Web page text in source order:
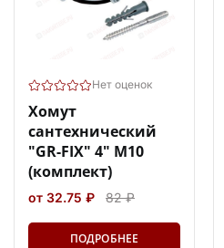
Нет оценок
Хомут
сантехнический
"GR-FIX" 4" М10
(комплект)
от 32.75 ₽ 82 ₽
ПОДРОБНЕЕ